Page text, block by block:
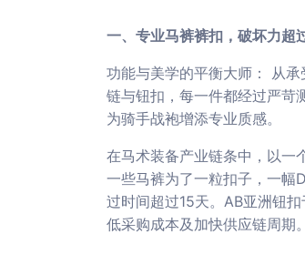
一、专业马裤裤扣，破坏力超
功能与美学的平衡大师： 从
链与钮扣，每一件都经过严苛
为骑手战袍增添专业质感。
在马术装备产业链条中，以一
一些马裤为了一粒扣子，一幅
过时间超过15天。AB亚洲钮
低采购成本及加快供应链周期。